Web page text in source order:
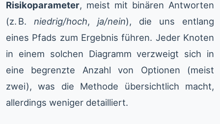
Risikoparameter, meist mit binären Antworten
(z. B. niedrig/hoch, ja/nein), die uns entlang
eines Pfads zum Ergebnis führen. Jeder Knoten
in einem solchen Diagramm verzweigt sich in
eine begrenzte Anzahl von Optionen (meist
zwei), was die Methode übersichtlich macht,
allerdings weniger detailliert.